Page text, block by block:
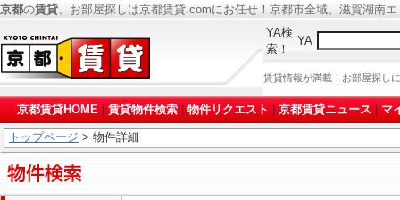
京都の賃貸、お部屋探しは京都賃貸.comにお任せ！京都市全域、滋賀湖南
YA検
索！
YA
賃貸情報が満載！お部屋探し
京都賃貸HOME 賃貸物件検索 物件リクエスト 京都賃貸ニュース マ
トップページ > 物件詳細